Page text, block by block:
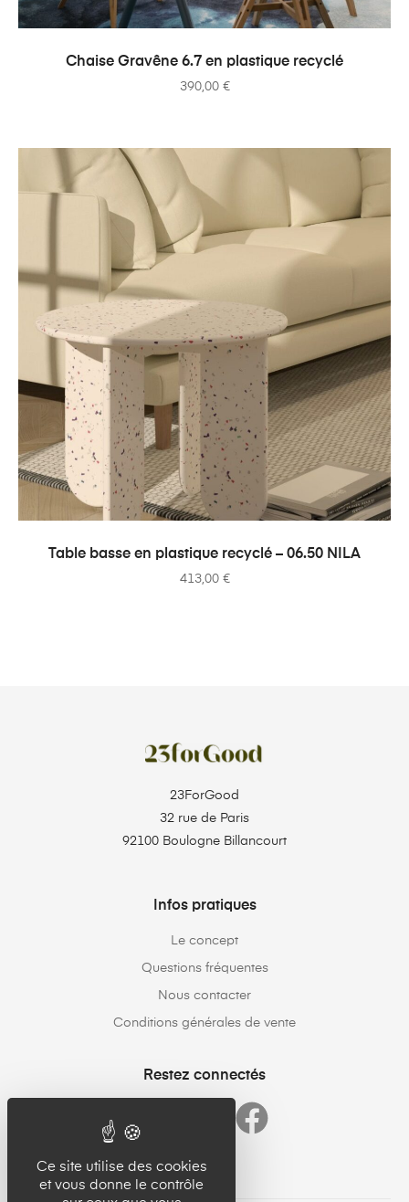
AJOUTER AU PANIER
Chaise Gravêne 6.7 en plastique recyclé
390,00 €
AJOUTER AU PANIER
Table basse en plastique recyclé – 06.50 NILA
413,00 €
23ForGood
32 rue de Paris
92100 Boulogne Billancourt
Infos pratiques
Le concept
Questions fréquentes
Nous contacter
Conditions générales de vente
Restez connectés
Ce site utilise des cookies
et vous donne le contrôle